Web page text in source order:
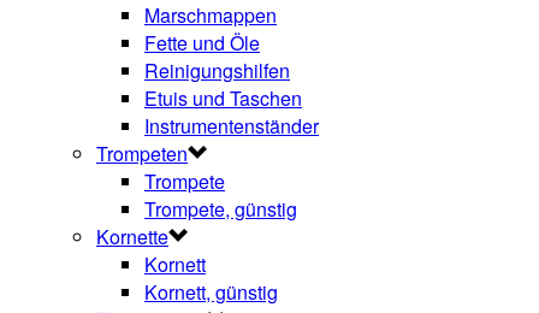
Marschmappen
Fette und Öle
Reinigungshilfen
Etuis und Taschen
Instrumentenständer
Trompeten
Trompete
Trompete, günstig
Kornette
Kornett
Kornett, günstig